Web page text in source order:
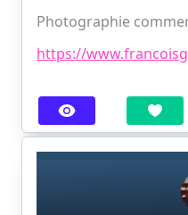
Photographie
https://